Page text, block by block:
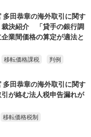
多田恭章の海外取引に関す
裁決紹介 「貸手の銀行調
業間価格の算定が適法と
移転価格課税 判例
多田恭章の海外取引に関す
が絡む法人税申告漏れが
移転価格税制